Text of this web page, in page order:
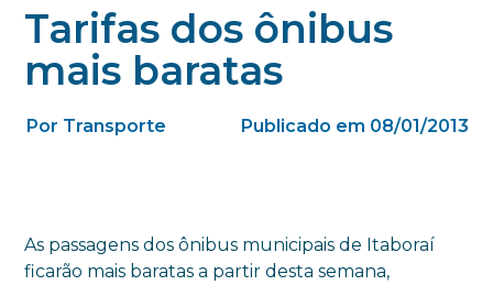
Tarifas dos ônibus
mais baratas
Por Transporte Publicado em 08/01/2013
As passagens dos ônibus municipais de Itaboraí
ficarão mais baratas a partir desta semana,